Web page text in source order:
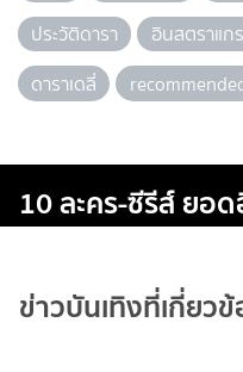
ประวัติดารา
อินสตราแก
ดาราเดลี่
10 ละคร-ซีรีส์ ยอ
ข่าวบันเทิงที่เกี่ยว